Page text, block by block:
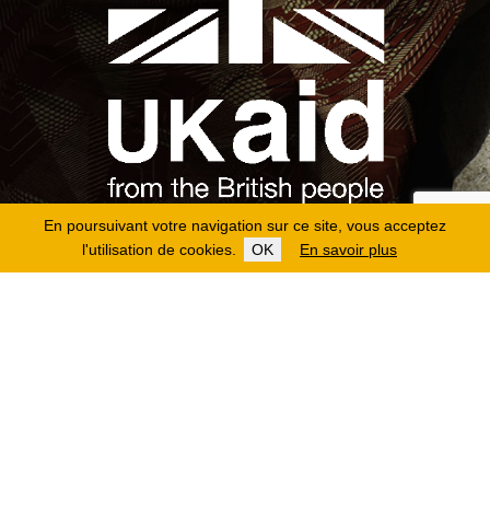
En poursuivant votre navigation sur ce site, vous acceptez
l'utilisation de cookies.
OK En savoir plus